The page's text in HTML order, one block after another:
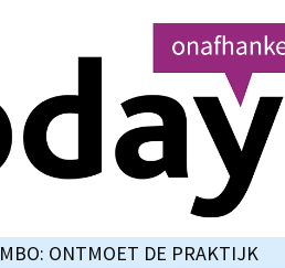
MBO: ONTMOET DE PRAKTIJK